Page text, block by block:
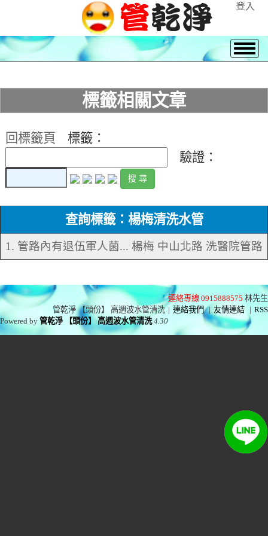
登入
標籤相關文章
回標籤頁
標籤：
驗證：
查詢標籤：楊梅清洗水管
1. 管路內有退伍軍人菌... 楊梅 中山北路 洗醫院管路
連絡專線 0915888575 林先生
管乾淨 【頭份】 高週波水管清洗 | 連絡我們 | 友情連結 | RSS
Powered by管乾淨 【頭份】 高週波水管清洗 4.30